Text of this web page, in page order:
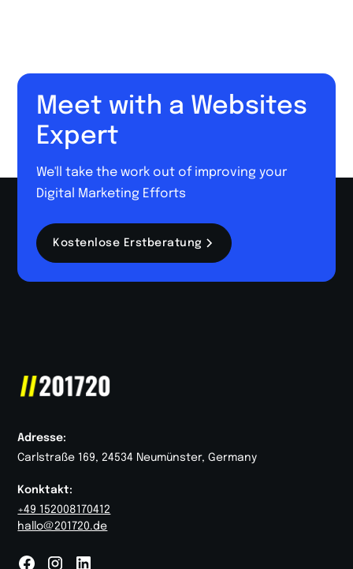
Meet with a Websites
Expert
We'll take the work out of improving your
Digital Marketing Efforts
Kostenlose Erstberatung
Adresse:
Carlstraße 169, 24534 Neumünster, Germany
Konktakt:
+49 152008170412
hallo@201720.de